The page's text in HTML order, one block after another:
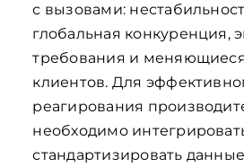
с вызовами:
глобальная конкуренция,
требования и
клиентов. Для
реагирования
необходимо
стандартизировать